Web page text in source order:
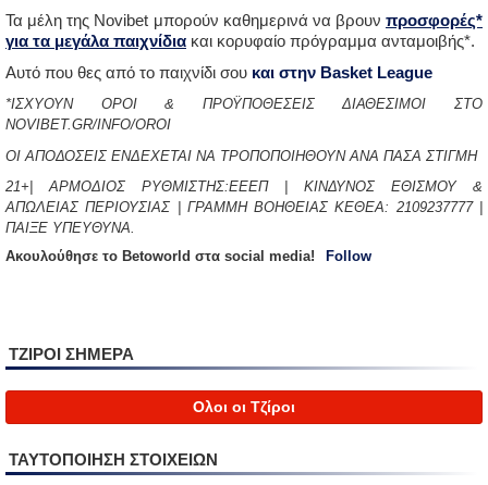
Τα μέλη της Novibet μπορούν καθημερινά να βρουν προσφορές*
για τα μεγάλα παιχνίδια και κορυφαίο πρόγραμμα ανταμοιβής*.
Αυτό που θες από το παιχνίδι σου και στην Basket League
*ΙΣΧΥΟΥΝ ΟΡΟΙ & ΠΡΟΫΠΟΘΕΣΕΙΣ ΔΙΑΘΕΣΙΜΟΙ ΣΤΟ
NOVIBET.GR/INFO/OROI
ΟΙ ΑΠΟΔΟΣΕΙΣ ΕΝΔΕΧΕΤΑΙ ΝΑ ΤΡΟΠΟΠΟΙΗΘΟΥΝ ΑΝΑ ΠΑΣΑ ΣΤΙΓΜΗ
21+| ΑΡΜΟΔΙΟΣ ΡΥΘΜΙΣΤΗΣ:ΕΕΕΠ | ΚΙΝΔΥΝΟΣ ΕΘΙΣΜΟΥ &
ΑΠΩΛΕΙΑΣ ΠΕΡΙΟΥΣΙΑΣ | ΓΡΑΜΜΗ ΒΟΗΘΕΙΑΣ ΚΕΘΕΑ: 2109237777 |
ΠΑΙΞΕ ΥΠΕΥΘΥΝΑ.
Aκουλούθησε το Betoworld στα social media!
Follow
ΤΖΙΡΟΙ ΣΗΜΕΡΑ
Ολοι οι Τζίροι
ΤΑΥΤΟΠΟΙΗΣΗ ΣΤΟΙΧΕΙΩΝ